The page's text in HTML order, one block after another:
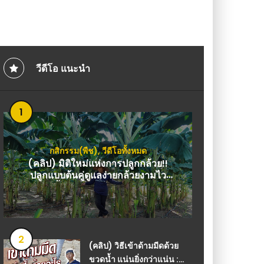
วีดีโอ แนะนำ
1
กสิกรรม(พืช),วีดีโอทั้งหมด
(คลิป) มิติใหม่แห่งการปลูกกล้วย!!
ปลูกแบบต้นคู่ดูแลง่ายกล้วยงามไว
แปลงนี้สะอาดมาก : วีดีโอ เกษตร
2
(คลิป) วิธีเข้าด้ามมีดด้วย
ขวดน้ำ แน่นยิ่งกว่าแน่น :